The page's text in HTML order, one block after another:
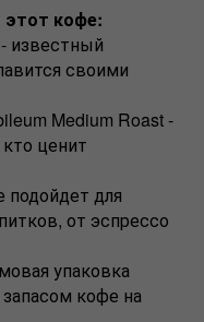
этот кофе:
известный
своими
Medium Roast -
ценит
подойдет для
от эспрессо
упаковка
кофе на